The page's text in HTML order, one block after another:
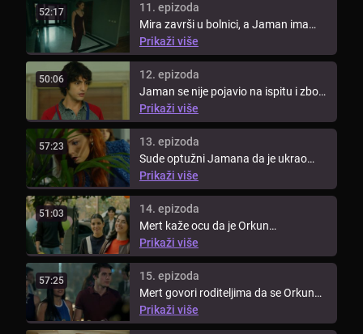
52:17
11. epizoda
Mira završi u bolnici, a Jaman ima
problema s fakultetom. Obitelj ...
Prikaži više
50:06
12. epizoda
Jaman se nije pojavio na ispitu i zbog
toga ima probleme na ...
Prikaži više
57:23
13. epizoda
Sude optužni Jamana da je ukrao
novac za Miru, ali ga Ender pokušava
...
Prikaži više
51:03
14. epizoda
Mert kaže ocu da je Orkun
podmetnuo požar za koji je Jaman
ispaštao. ...
Prikaži više
57:25
15. epizoda
Mert govori roditeljima da se Orkun
ne smije izvući sa svime što je ...
Prikaži više